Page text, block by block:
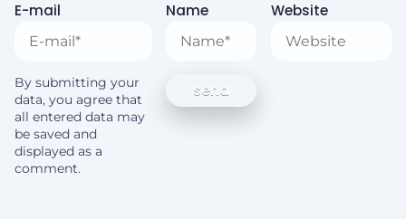
E-mail Name Website
By submitting your
data, you agree that
all entered data may
be saved and
displayed as a
comment.